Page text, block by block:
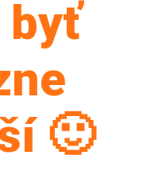
byť
🙂